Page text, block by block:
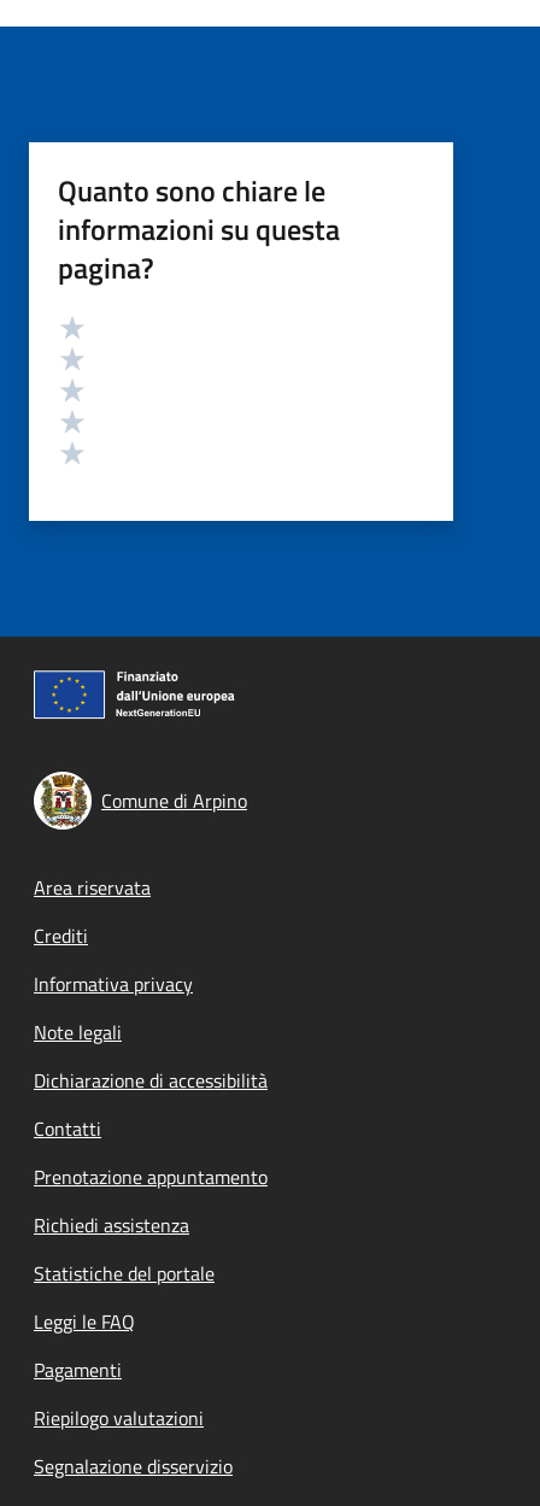
Quanto sono chiare le
informazioni su questa
pagina?
Valutazione
Comune di Arpino
Footer menu
Area riservata
Crediti
Informativa privacy
Note legali
Dichiarazione di accessibilità
Contatti
Prenotazione appuntamento
Richiedi assistenza
Statistiche del portale
Leggi le FAQ
Pagamenti
Riepilogo valutazioni
Segnalazione disservizio